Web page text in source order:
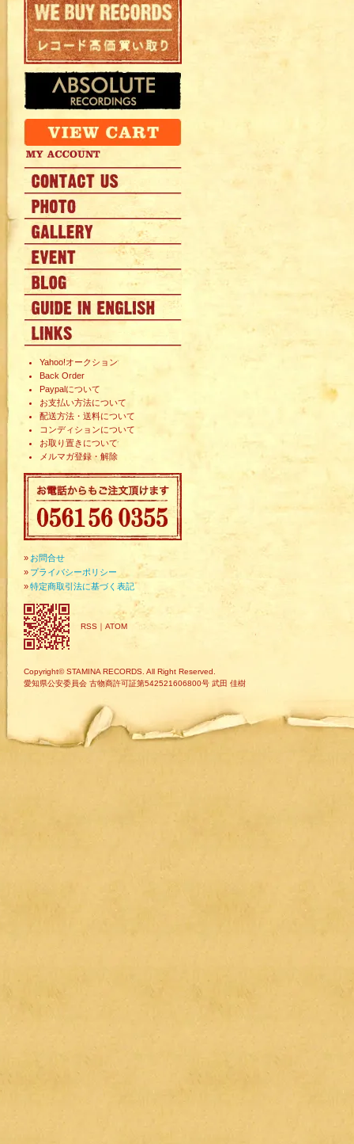
Yahoo!オークション
Back Order
Paypalについて
お支払い方法について
配送方法・送料について
コンディションについて
お取り置きについて
メルマガ登録・解除
» お問合せ
» プライバシーポリシー
»特定商取引法に基づく表記
RSS ｜ ATOM
Copyright© STAMINA RECORDS. All Right Reserved.
愛知県公安委員会 古物商許可証第542521606800号 武田 佳樹